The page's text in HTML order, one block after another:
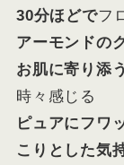
30分ほどでフ
アーモンドの
お肌に寄り添
時々感じる
ピュアにフワ
こりとした気